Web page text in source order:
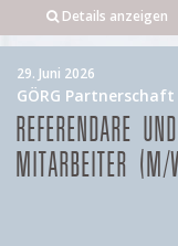
Details anzeigen
29. Juni 2026
GÖRG
REFERENDARE
MITARBEITER (M/